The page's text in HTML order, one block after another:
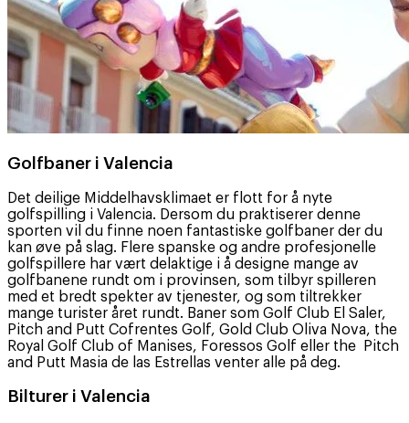
Golfbaner i Valencia
Det deilige Middelhavsklimaet er flott for å nyte
golfspilling i Valencia. Dersom du praktiserer denne
sporten vil du finne noen fantastiske golfbaner der du
kan øve på slag. Flere spanske og andre profesjonelle
golfspillere har vært delaktige i å designe mange av
golfbanene rundt om i provinsen, som tilbyr spilleren
med et bredt spekter av tjenester, og som tiltrekker
mange turister året rundt. Baner som Golf Club El Saler,
Pitch and Putt Cofrentes Golf, Gold Club Oliva Nova, the
Royal Golf Club of Manises, Foressos Golf eller the Pitch
and Putt Masia de las Estrellas venter alle på deg.
Bilturer i Valencia